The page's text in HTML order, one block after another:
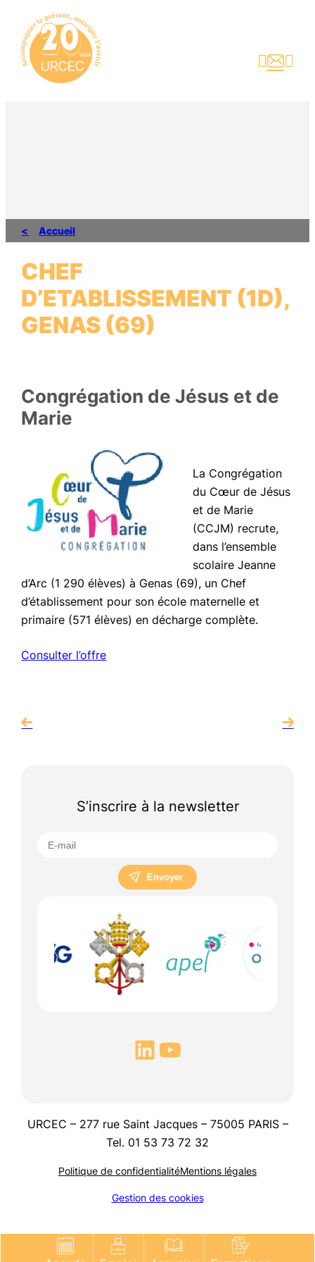
contenu

Accueil
CHEF
D’ETABLISSEMENT (1D),
GENAS (69)
Congrégation de Jésus et de
Marie
La Congrégation
du Cœur de Jésus
et de Marie
(CCJM) recrute,
dans l’ensemble
scolaire Jeanne
d’Arc (1 290 élèves) à Genas (69), un Chef
d’établissement pour son école maternelle et
primaire (571 élèves) en décharge complète.
Consulter l’offre
S’inscrire à la newsletter
Envoyer
URCEC – 277 rue Saint Jacques – 75005 PARIS –
Tel. 01 53 73 72 32
Politique de confidentialitéMentions légales
Gestion des cookies